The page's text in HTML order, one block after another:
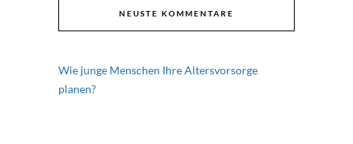
NEUSTE KOMMENTARE
Wie junge Menschen Ihre Altersvorsorge
planen?